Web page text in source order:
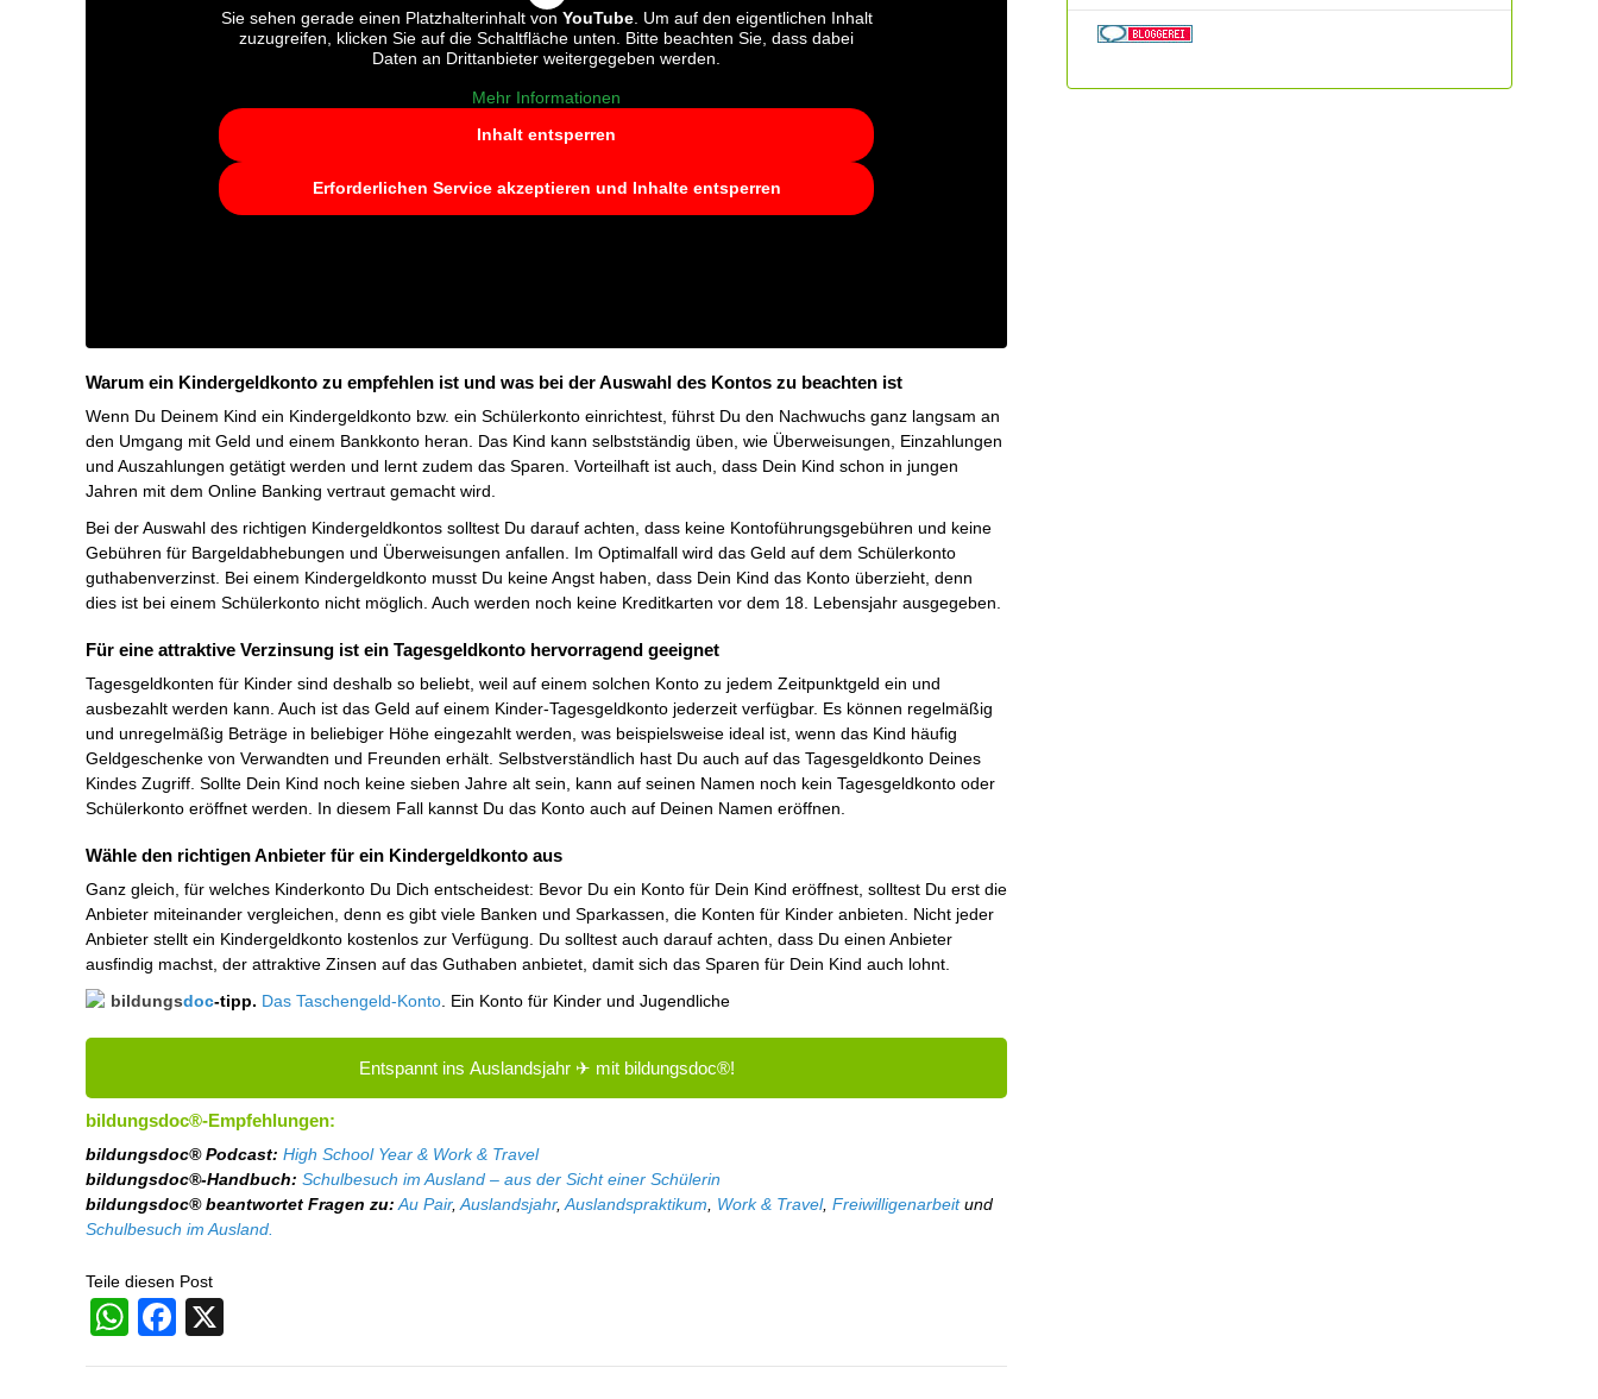
Sie sehen gerade einen Platzhalterinhalt von YouTube. Um auf den eigentlichen Inhalt
zuzugreifen, klicken Sie auf die Schaltfläche unten. Bitte beachten Sie, dass dabei
Daten an Drittanbieter weitergegeben werden.
Mehr Informationen
Inhalt entsperren
Erforderlichen Service akzeptieren und Inhalte entsperren
Warum ein Kindergeldkonto zu empfehlen ist und was bei der Auswahl des Kontos zu beachten ist
Wenn Du Deinem Kind ein Kindergeldkonto bzw. ein Schülerkonto einrichtest, führst Du den Nachwuchs ganz langsam an
den Umgang mit Geld und einem Bankkonto heran. Das Kind kann selbstständig üben, wie Überweisungen, Einzahlungen
und Auszahlungen getätigt werden und lernt zudem das Sparen. Vorteilhaft ist auch, dass Dein Kind schon in jungen
Jahren mit dem Online Banking vertraut gemacht wird.
Bei der Auswahl des richtigen Kindergeldkontos solltest Du darauf achten, dass keine Kontoführungsgebühren und keine
Gebühren für Bargeldabhebungen und Überweisungen anfallen. Im Optimalfall wird das Geld auf dem Schülerkonto
guthabenverzinst. Bei einem Kindergeldkonto musst Du keine Angst haben, dass Dein Kind das Konto überzieht, denn
dies ist bei einem Schülerkonto nicht möglich. Auch werden noch keine Kreditkarten vor dem 18. Lebensjahr ausgegeben.
Für eine attraktive Verzinsung ist ein Tagesgeldkonto hervorragend geeignet
Tagesgeldkonten für Kinder sind deshalb so beliebt, weil auf einem solchen Konto zu jedem Zeitpunktgeld ein und
ausbezahlt werden kann. Auch ist das Geld auf einem Kinder-Tagesgeldkonto jederzeit verfügbar. Es können regelmäßig
und unregelmäßig Beträge in beliebiger Höhe eingezahlt werden, was beispielsweise ideal ist, wenn das Kind häufig
Geldgeschenke von Verwandten und Freunden erhält. Selbstverständlich hast Du auch auf das Tagesgeldkonto Deines
Kindes Zugriff. Sollte Dein Kind noch keine sieben Jahre alt sein, kann auf seinen Namen noch kein Tagesgeldkonto oder
Schülerkonto eröffnet werden. In diesem Fall kannst Du das Konto auch auf Deinen Namen eröffnen.
Wähle den richtigen Anbieter für ein Kindergeldkonto aus
Ganz gleich, für welches Kinderkonto Du Dich entscheidest: Bevor Du ein Konto für Dein Kind eröffnest, solltest Du erst die
Anbieter miteinander vergleichen, denn es gibt viele Banken und Sparkassen, die Konten für Kinder anbieten. Nicht jeder
Anbieter stellt ein Kindergeldkonto kostenlos zur Verfügung. Du solltest auch darauf achten, dass Du einen Anbieter
ausfindig machst, der attraktive Zinsen auf das Guthaben anbietet, damit sich das Sparen für Dein Kind auch lohnt.
bildungsdoc-tipp. Das Taschengeld-Konto . Ein Konto für Kinder und Jugendliche
Entspannt ins Auslandsjahr ✈ mit bildungsdoc®!
bildungsdoc®-Empfehlungen:
bildungsdoc® Podcast: High School Year & Work & Travel
bildungsdoc®-Handbuch: Schulbesuch im Ausland – aus der Sicht einer Schülerin
bildungsdoc® beantwortet Fragen zu: Au Pair, Auslandsjahr, Auslandspraktikum Work & Travel, Freiwilligenarbeitund
Schulbesuch im Ausland.
Teile diesen Post
WhatsApp
Facebook